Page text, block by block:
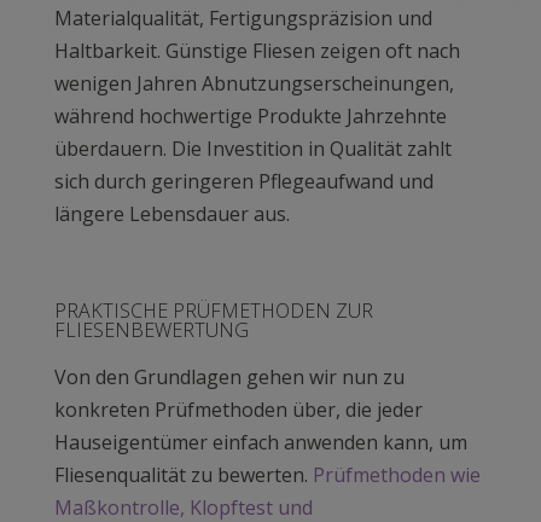
Materialqualität, Fertigungspräzision und
Haltbarkeit. Günstige Fliesen zeigen oft nach
wenigen Jahren Abnutzungserscheinungen,
während hochwertige Produkte Jahrzehnte
überdauern. Die Investition in Qualität zahlt
sich durch geringeren Pflegeaufwand und
längere Lebensdauer aus.
PRAKTISCHE PRÜFMETHODEN ZUR
FLIESENBEWERTUNG
Von den Grundlagen gehen wir nun zu
konkreten Prüfmethoden über, die jeder
Hauseigentümer einfach anwenden kann, um
Fliesenqualität zu bewerten. Prüfmethoden wie
Maßkontrolle, Klopftest und